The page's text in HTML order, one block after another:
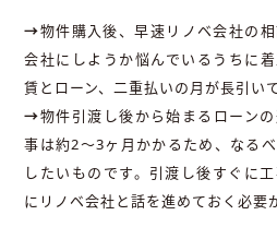
→物件購入後、早速リノベ会社の
会社にしようか悩んでいるうちに
賃とローン、二重払いの月が長引い
→物件引渡し後から始まるローン
事は約2〜3ヶ月かかるため、なる
したいものです。引渡し後すぐに
にリノベ会社と話を進めておく必要